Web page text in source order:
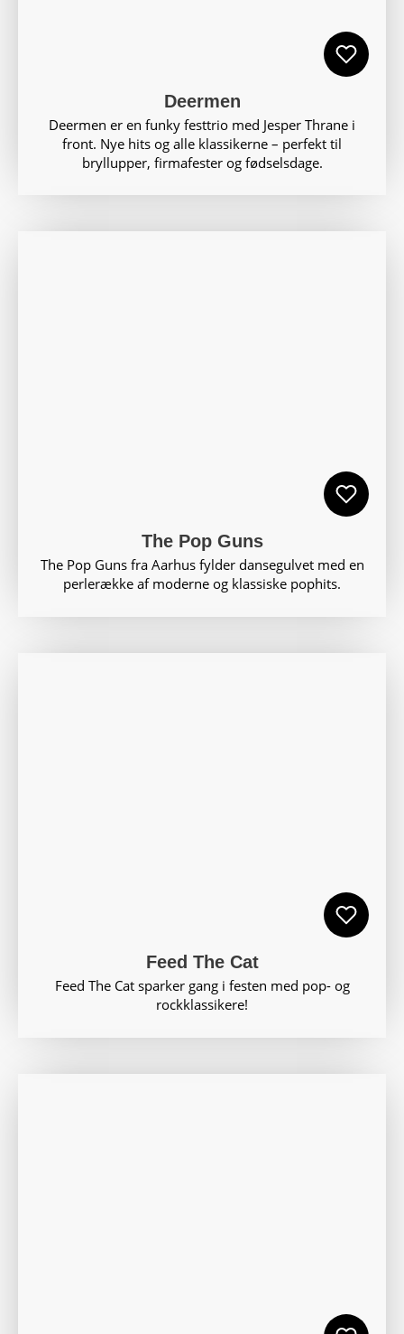
Deermen
Deermen er en funky festtrio med Jesper Thrane i
front. Nye hits og alle klassikerne – perfekt til
bryllupper, firmafester og fødselsdage.
The Pop Guns
The Pop Guns fra Aarhus fylder dansegulvet med en
perlerække af moderne og klassiske pophits.
Feed The Cat
Feed The Cat sparker gang i festen med pop- og
rockklassikere!